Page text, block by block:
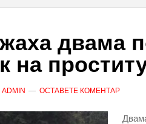
двама
на
ADMIN ОСТАВЕТЕ КОМЕНТАР